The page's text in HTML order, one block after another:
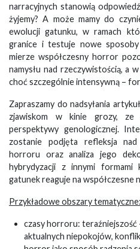
narracyjnych stanowią
żyjemy? A może mamy do
ewolucji gatunku, w ramach
granice i testuje nowe
mierze współczesny horror
namysłu nad rzeczywistością, a
choć szczególnie intensywną –
Zapraszamy do nadsyłania
zjawiskom w kinie grozy, ze
perspektywy genologicznej.
zostanie podjęta refleksja nad
horroru oraz analiza jego
hybrydyzacji z innymi
gatunek reaguje na współczesne
Przykładowe obszary tematyczne:
czasy horroru:
aktualnych niepokojów,